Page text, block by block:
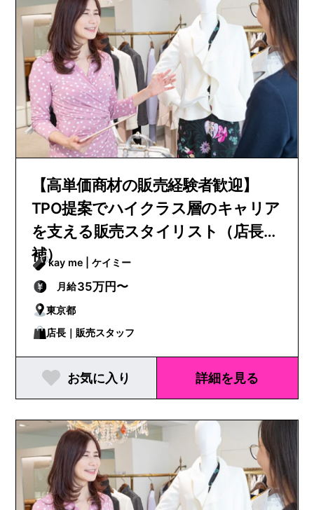
【高単価商材の販売経験者歓迎】
TPO提案でハイクラス層のキャリア
を支える販売スタイリスト（店長候
補）
kay me | ケイミー
月給35万円〜
東京都
店長｜販売スタッフ
お気に入り 詳細を見る